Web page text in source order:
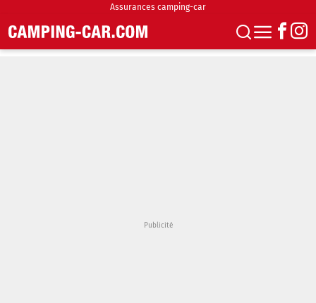
Assurances camping-car